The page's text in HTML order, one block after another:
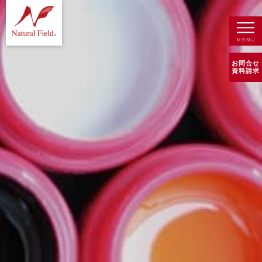
お問合せ
資料請求